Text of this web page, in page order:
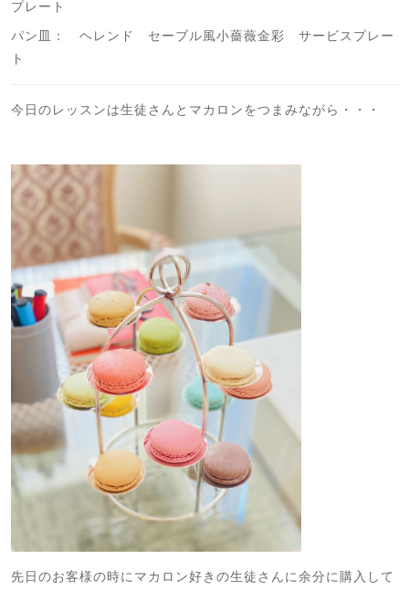
プレート
パン皿： ヘレンド セーブル風小薔薇金彩 サービスプレー
ト
今日のレッスンは生徒さんとマカロンをつまみながら・・・
先日のお客様の時にマカロン好きの生徒さんに余分に購入して